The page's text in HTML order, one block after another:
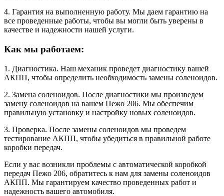
4. Гарантия на выполненную работу. Мы даем гарантию на
все проведенные работы, чтобы вы могли быть уверены в
качестве и надежности нашей услуги.
Как мы работаем:
1. Диагностика. Наш механик проведет диагностику вашей
АКПП, чтобы определить необходимость замены соленоидов.
2. Замена соленоидов. После диагностики мы произведем
замену соленоидов на вашем Пежо 206. Мы обеспечим
правильную установку и настройку новых соленоидов.
3. Проверка. После замены соленоидов мы проведем
тестирование АКПП, чтобы убедиться в правильной работе
коробки передач.
Если у вас возникли проблемы с автоматической коробкой
передач Пежо 206, обратитесь к нам для замены соленоидов
АКПП. Мы гарантируем качество проведенных работ и
надежность вашего автомобиля.